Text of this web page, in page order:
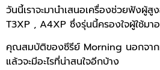
วันนี้เราจะมานำเสนอเครื่องช่วยฟังผู้
T3XP , A4XP ซึ่งรุ่นนี้ครองใจผู้ใช้มา
คุณสมบัติของซีรีย์ Morning นอกจาก
แล้วจะมีอะไรที่น่าสนใจอีกบ้าง